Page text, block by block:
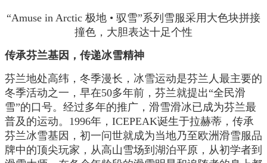
“Amuse in Arctic 极地 • 驭雪”系列雪服采用大色块拼接
撞色，大胆表达十足个性
传承芬兰基因，传递冰雪精神
芬兰地处高纬，冬季漫长，冰雪运动是芬兰人最主要的
冬季活动之一，早在50多年前，芬兰就提出“全民滑
雪”的口号。经过多年的推广，滑雪滑冰已成为芬兰最
普及的运动。1996年，ICEPEAK诞生于拉赫蒂，传承
芬兰冰雪基因，初一问世就成为当地乃至欧洲滑雪服品
牌中的顶尖玩家，从高山雪场到湖泊平原，从初学者到